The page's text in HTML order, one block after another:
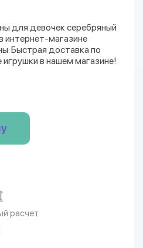
для девочек серебряный
интернет-магазине
Быстрая доставка по
игрушки в нашем магазине!
расчет